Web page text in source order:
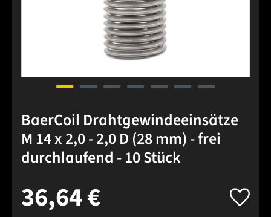
BaerCoil Drahtgewindeeinsätze
M 14 x 2,0 - 2,0 D (28 mm) - frei
durchlaufend - 10 Stück
36,64 €